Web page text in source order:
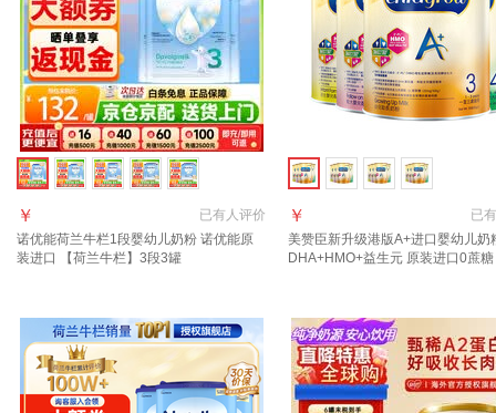
已有人评价
￥
诺优能荷兰牛栏1段婴幼儿奶粉 诺优能原
装进口 【荷兰牛栏】3段3罐
已有
￥
美赞臣新升级港版A+进口婴幼儿奶
DHA+HMO+益生元 原装进口0蔗